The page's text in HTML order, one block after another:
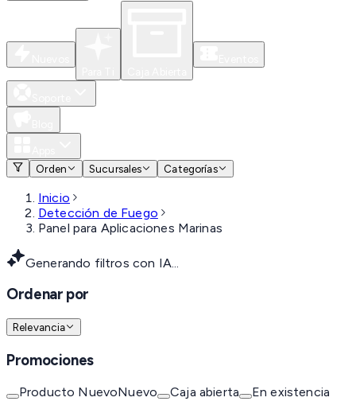
Orden
Sucursales Categorías
Inicio
Detección de Fuego
Panel para Aplicaciones Marinas
Generando filtros con IA...
Ordenar por
Relevancia
Promociones
Producto NuevoNuevo Caja abierta En existencia